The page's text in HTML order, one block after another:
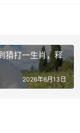
猜打一生肖，释
2026年6月13日